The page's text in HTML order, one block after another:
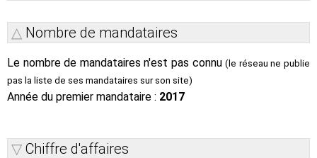
Nombre de mandataires
Le nombre de mandataires n'est pas connu(le réseau ne publie
pas la liste de ses mandataires sur son site)
Année du premier mandataire : 2017
Chiffre d'affaires